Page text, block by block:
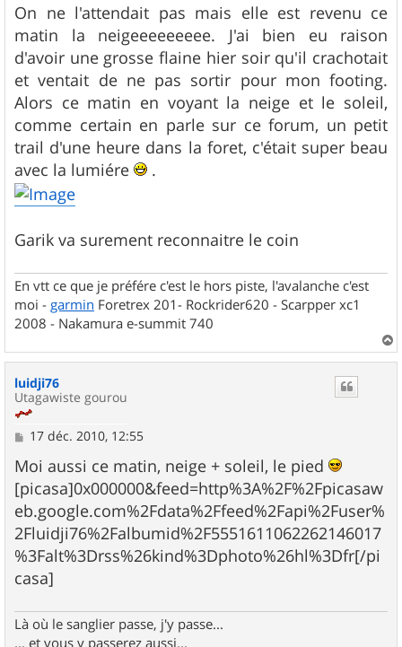
s
s
a
g
e
On ne l'attendait pas mais elle est revenu ce
matin la neigeeeeeeeee. J'ai bien eu raison
d'avoir une grosse flaine hier soir qu'il crachotait
et ventait de ne pas sortir pour mon footing.
Alors ce matin en voyant la neige et le soleil,
comme certain en parle sur ce forum, un petit
trail d'une heure dans la foret, c'était super beau
avec la lumiére
.
Garik va surement reconnaitre le coin
En vtt ce que je préfére c'est le hors piste, l'avalanche c'est
moi - garmin Foretrex 201- Rockrider620 - Scarpper xc1
2008 - Nakamura e-summit 740
a
luidji76
Utagawiste gourou
M
s
s
a
g
e
17 déc. 2010, 12:55
Moi aussi ce matin, neige + soleil, le pied
[picasa]0x000000&feed=http%3A%2F%2Fpicasaw
eb.google.com%2Fdata%2Ffeed%2Fapi%2Fuser%
2Fluidji76%2Falbumid%2F5551611062262146017
%3Falt%3Drss%26kind%3Dphoto%26hl%3Dfr[/pi
casa]
Là où le sanglier passe, j'y passe...
... et vous y passerez aussi...